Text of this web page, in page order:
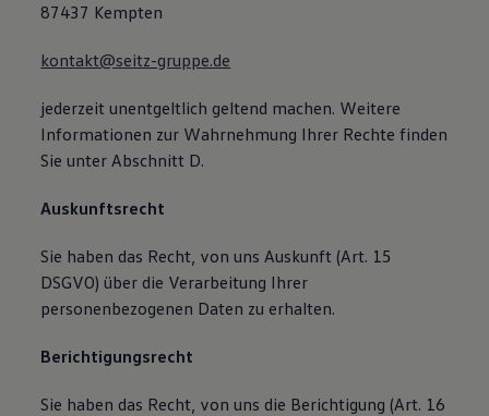
87437 Kempten
kontakt@seitz-gruppe.de
jederzeit unentgeltlich geltend machen. Weitere
Informationen zur Wahrnehmung Ihrer Rechte finden
Sie unter Abschnitt D.
Auskunftsrecht
Sie haben das Recht, von uns Auskunft (Art. 15
DSGVO) über die Verarbeitung Ihrer
personenbezogenen Daten zu erhalten.
Berichtigungsrecht
Sie haben das Recht, von uns die Berichtigung (Art. 16